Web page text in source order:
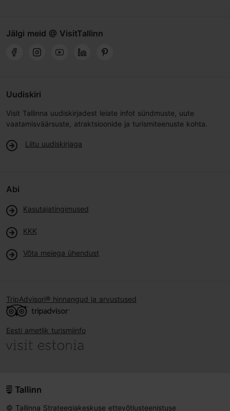
Jälgi meid @ VisitTallinn
Uudiskiri
Visit Tallinna uudiskirjadest leiate infot sündmuste, uute
vaatamisväärsuste, atraktsioonide ja turismiteenuste kohta.
Liitu uudiskirjaga
Abi
Kasutajatingimused
KKK
Võta meiega ühendust
TripAdvisori® hinnangud ja arvustused
Eesti ametlik turismiinfo
© Tallinna Strateegiakeskuse ettevõtlusteenistuse